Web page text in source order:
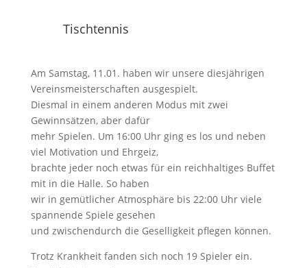
Tischtennis
Am Samstag, 11.01. haben wir unsere diesjährigen
Vereinsmeisterschaften ausgespielt.
Diesmal in einem anderen Modus mit zwei
Gewinnsätzen, aber dafür
mehr Spielen. Um 16:00 Uhr ging es los und neben
viel Motivation und Ehrgeiz,
brachte jeder noch etwas für ein reichhaltiges Buffet
mit in die Halle. So haben
wir in gemütlicher Atmosphäre bis 22:00 Uhr viele
spannende Spiele gesehen
und zwischendurch die Geselligkeit pflegen können.
Trotz Krankheit fanden sich noch 19 Spieler ein.